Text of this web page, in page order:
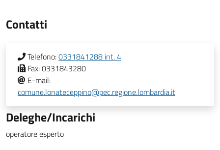
Contatti
Telefono:0331841288 int. 4
Fax:0331843280
E-mail:
comune.lonateceppino@pec.regione.lombardia.it
Deleghe/Incarichi
operatore esperto